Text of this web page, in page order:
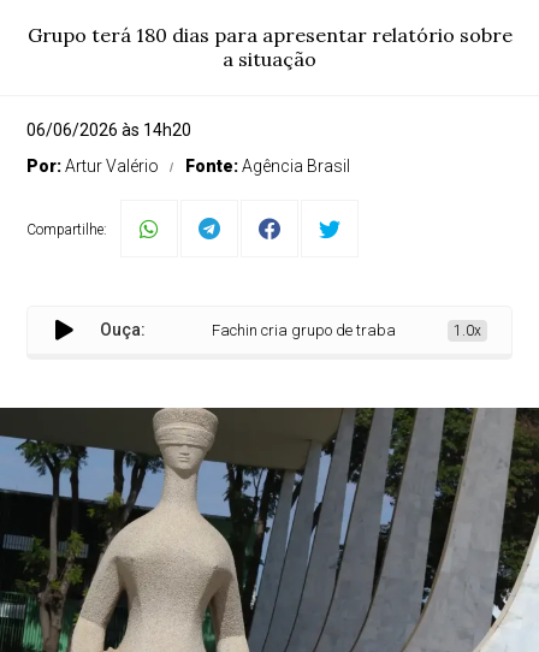
Grupo terá 180 dias para apresentar relatório sobre
a situação
06/06/2026 às 14h20
Por:Artur Valério Fonte:Agência Brasil
Compartilhe:
Ouça: Fachin cria grupo de trabalho para revisar
1.0x